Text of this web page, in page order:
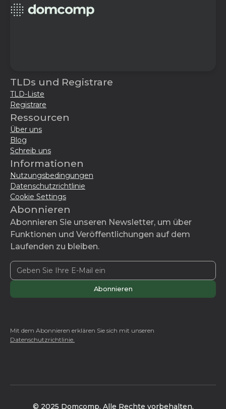
TLDs und Registrare
TLD-Liste
Registrare
Ressourcen
Über uns
Blog
Schreib uns
Informationen
Nutzungsbedingungen
Datenschutzrichtlinie
Cookie Settings
Abonnieren
Abonnieren Sie unseren Newsletter, um über
Funktionen und Veröffentlichungen auf dem
Laufenden zu bleiben.
Mit dem Abonnieren erklären Sie sich mit unseren
Datenschutzrichtlinie.
© 2025 Domcomp. Alle Rechte vorbehalten.